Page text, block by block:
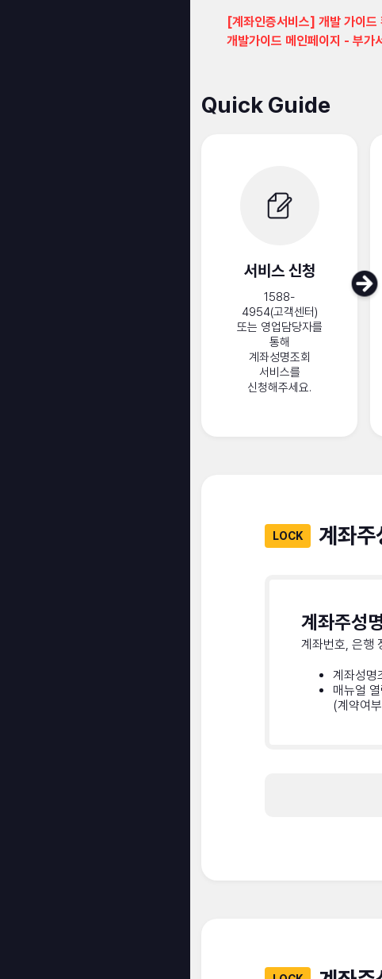
Quick Guide
서비스 신청
1588-
4954(고객센터)
또는 영업담당자를
통해
계좌성명조회
서비스를
신청해주세요.
LOCK 계좌주
계좌주성
계좌번호, 은행
계좌성명
매뉴얼
(계약여